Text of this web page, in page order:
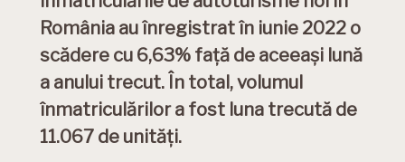
România au înregistrat în iunie 2022 o
scădere cu 6,63% față de aceeași lună
a anului trecut. În total, volumul
înmatriculărilor a fost luna trecută de
11.067 de unități.